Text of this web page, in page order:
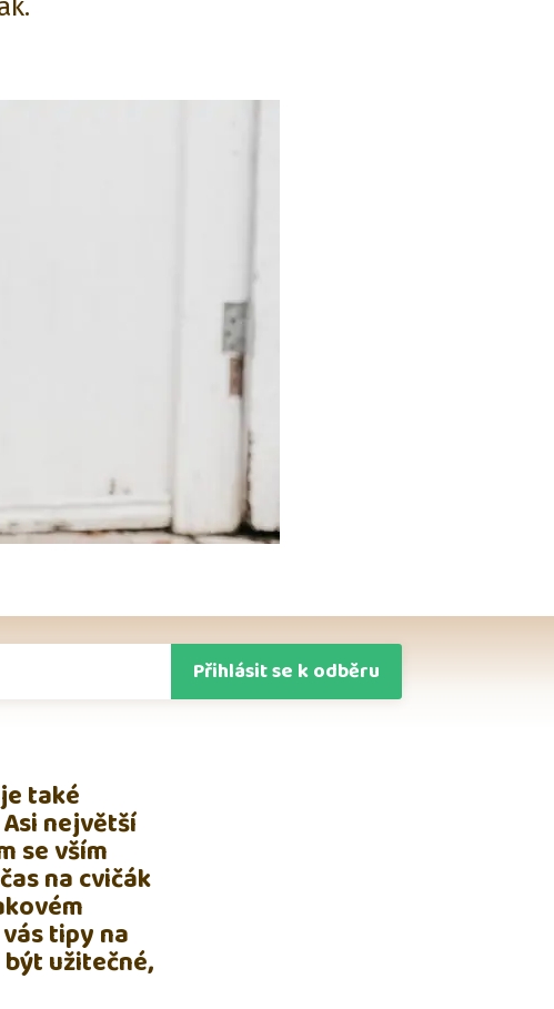
Přihlásit se k odběru
také
největší
se vším
na cvičák
tipy na
užitečné,